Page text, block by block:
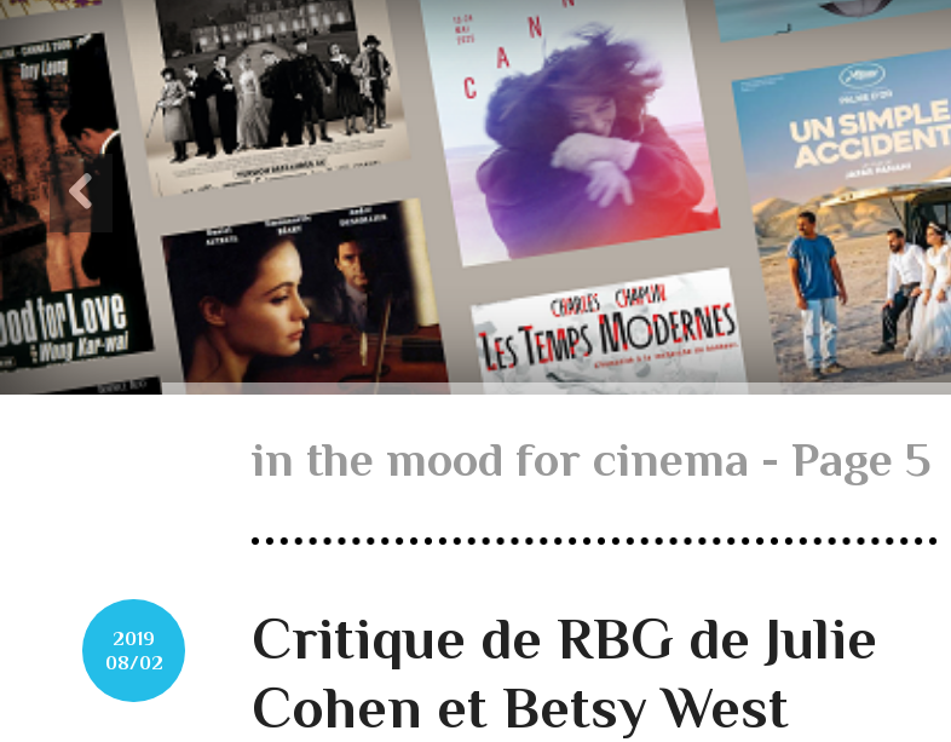
in the mood for cinema - Page 5
2019
08/02
Critique de RBG de Julie
Cohen et Betsy West